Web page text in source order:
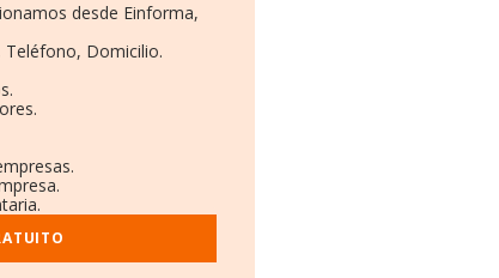
desde Einforma,
Teléfono, Domicilio.